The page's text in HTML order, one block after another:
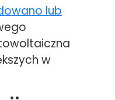
lub
w